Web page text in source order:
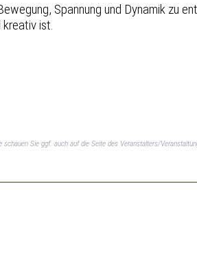
Spannung und Dynamik zu
kreativ ist.
Sie ggf. auch auf die Seite des Veranstalters/